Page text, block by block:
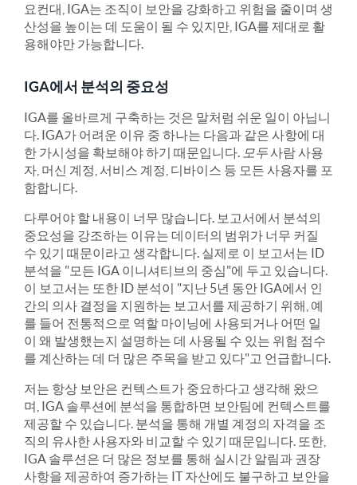
요컨대, IGA는 조직이 보안을 강화하고 위험을 줄이며 생
산성을 높이는 데 도움이 될 수 있지만, IGA를 제대로 활
용해야만 가능합니다.
IGA에서 분석의 중요성
IGA를 올바르게 구축하는 것은 말처럼 쉬운 일이 아닙니
다. IGA가 어려운 이유 중 하나는 다음과 같은 사항에 대
한 가시성을 확보해야 하기 때문입니다. 모두 사람 사용
자, 머신 계정, 서비스 계정, 디바이스 등 모든 사용자를 포
함합니다.
다루어야 할 내용이 너무 많습니다. 보고서에서 분석의
중요성을 강조하는 이유는 데이터의 범위가 너무 커질
수 있기 때문이라고 생각합니다. 실제로 이 보고서는 ID
분석을 "모든 IGA 이니셔티브의 중심"에 두고 있습니다.
이 보고서는 또한 ID 분석이 "지난 5년 동안 IGA에서 인
간의 의사 결정을 지원하는 보고서를 제공하기 위해, 예
를 들어 전통적으로 역할 마이닝에 사용되거나 어떤 일
이 왜 발생했는지 설명하는 데 사용될 수 있는 위험 점수
를 계산하는 데 더 많은 주목을 받고 있다"고 언급합니다.
저는 항상 보안은 컨텍스트가 중요하다고 생각해 왔으
며, IGA 솔루션에 분석을 통합하면 보안팀에 컨텍스트를
제공할 수 있습니다. 분석을 통해 개별 계정의 자격을 조
직의 유사한 사용자와 비교할 수 있기 때문입니다. 또한,
IGA 솔루션은 더 많은 정보를 통해 실시간 알림과 권장
사항을 제공하여 증가하는 IT 자산에도 불구하고 보안을